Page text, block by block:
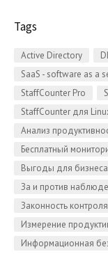
Tags
Active Directory
SaaS - software as a
StaffCounter Pro
StaffCounter для
Анализ
Бесплатный
Выгоды для бизнеса
За и против
Законность
Измерение
Информационная